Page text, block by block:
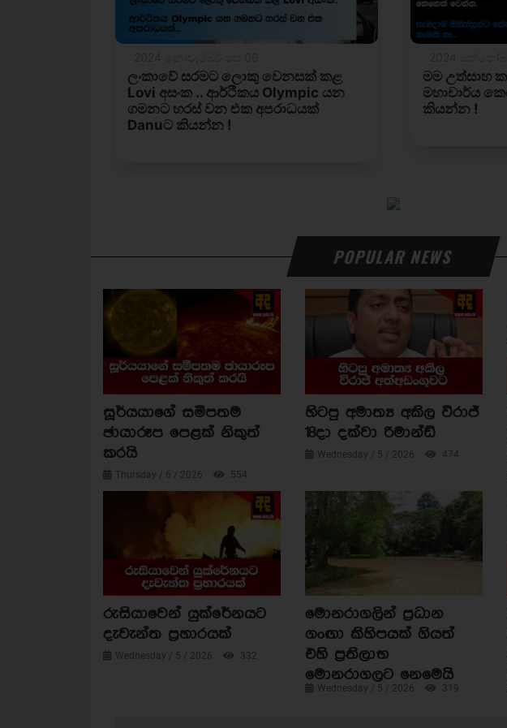
POPULAR NEWS
සූර්යයාගේ සමීපතම
ඡායාරූප පෙළක් නිකුත්
කරයි
Thursday / 6 / 2026 554
හිටපු අමාත්‍ය අකිල විරාජ්
18දා දක්වා රිමාන්ඩ්
Wednesday / 5 / 2026 474
රුසියාවෙන් යුක්රේනයට
දැවැන්ත ප්‍රහාරයක්
Wednesday / 5 / 2026 332
මොනරාගලින් ප්‍රධාන
ගංඟා කිහිපයක් ගියත්
එහි ප්‍රතිලාභ
මොනරාගලට නෙමෙයි
Wednesday / 5 / 2026 319